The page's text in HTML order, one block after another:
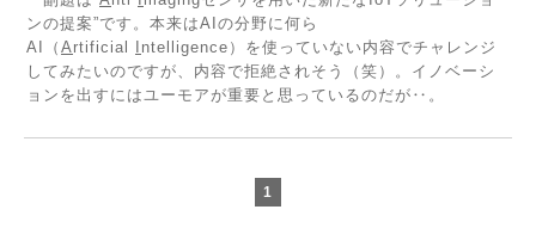
ンの提案”です。本来はAIの分野に何ら
AI（ Artificial
ntelligence）を使っていない内容でチャレンジ
してみたいのですが、内容で拒絶されそう（笑）。イノベーシ
ョンを出すにはユーモアが重要と思っているのだが‥。
1